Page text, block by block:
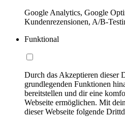
Google Analytics, Google
Kundenrezensionen, A/B-
Funktional
Durch das Akzeptieren dieser
grundlegenden Funktionen
bereitstellen und dir eine
Webseite ermöglichen. Mit
dieser Webseite folgende